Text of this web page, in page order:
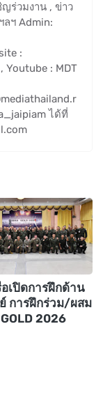
ร่วมงาน , ข่าว
ฯ Admin:
:
Youtube : MDT
ได้ที่
อเปิดการฝึกด้าน
การฝึกร่วม/ผสม
2026